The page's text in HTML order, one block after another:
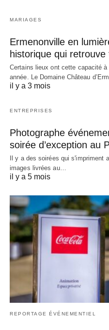
MARIAGES
Ermenonville en
historique qui
Certains lieux ont cette capacité à
année. Le Domaine Château
il y a 3 mois
ENTREPRISES
Photographe
soirée d’exception au
Il y a des soirées qui s'impriment
images livrées au…
il y a 5 mois
REPORTAGE ÉVÉNEMENTIEL